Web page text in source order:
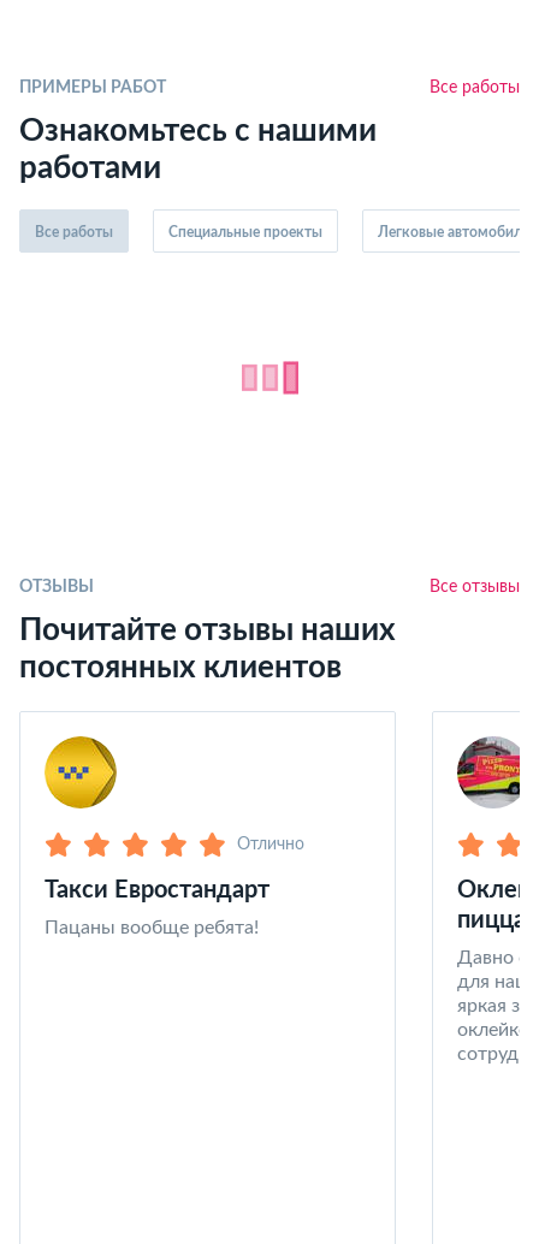
ПРИМЕРЫ РАБОТ Все работы
Ознакомьтесь с нашими
работами
Все работы Специальные проекты Легковые автомобили
ОТЗЫВЫ Все отзывы
Почитайте отзывы наших
постоянных клиентов
Отлично
Такси Евростандарт
Пацаны вообще ребята!
пицца
Давно
для
яркая
оклейке